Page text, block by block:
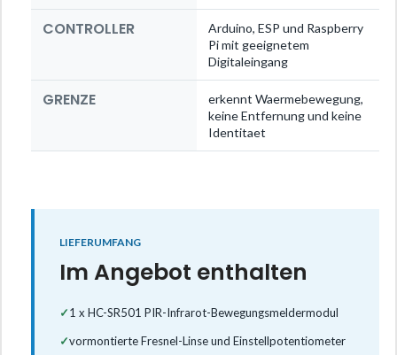
CONTROLLER
Arduino, ESP und Raspberry
Pi mit geeignetem
Digitaleingang
GRENZE
erkennt Waermebewegung,
keine Entfernung und keine
Identitaet
LIEFERUMFANG
Im Angebot enthalten
✓1 x HC-SR501 PIR-Infrarot-Bewegungsmeldermodul
✓vormontierte Fresnel-Linse und Einstellpotentiometer